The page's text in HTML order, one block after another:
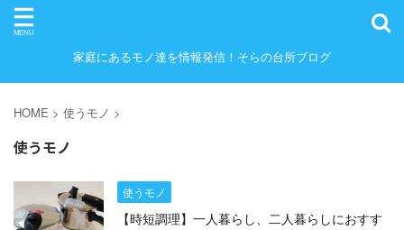
家庭にあるモノ達を情報発信！そらの台所ブログ
HOME > 使うモノ >
使うモノ
使うモノ
【時短調理】一人暮らし、二人暮らしにおすす